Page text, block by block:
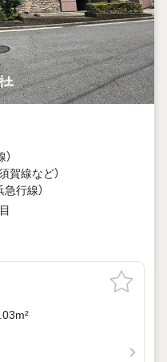
賀線など）
急行線）